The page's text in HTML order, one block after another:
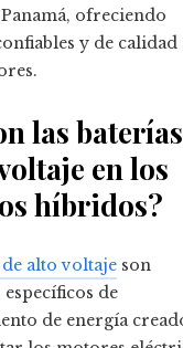
ofreciendo
y de calidad
las baterías
en los
híbridos?
alto voltaje son
de
de energía